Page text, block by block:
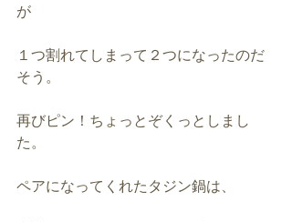
が
１つ割れてしまって２つになったのだ
そう。
再びピン！ちょっとぞくっとしまし
た。
ペアになってくれたタジン鍋は、